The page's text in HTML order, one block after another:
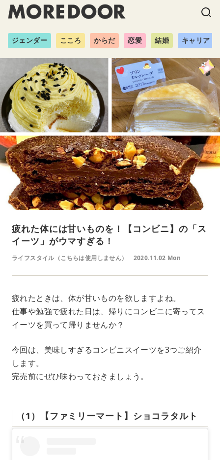
ジェンダー こころ からだ 恋愛 結婚 キャリア
疲れた体には甘いものを！【コンビニ】の「ス
イーツ」がウマすぎる！
ライフスタイル（こちらは使用しません） 2020.11.02 Mon
疲れたときは、体が甘いものを欲しますよね。
仕事や勉強で疲れた日は、帰りにコンビニに寄ってス
イーツを買って帰りませんか？
今回は、美味しすぎるコンビニスイーツを3つご紹介
します。
完売前にぜひ味わっておきましょう。
（1）【ファミリーマート】ショコラタルト